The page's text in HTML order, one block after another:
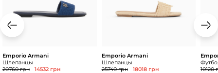
Emporio Armani
Шлепанцы
20760 грн
14532 грн
Emporio Armani
Шлепанцы
25740 грн
18018 грн
10120